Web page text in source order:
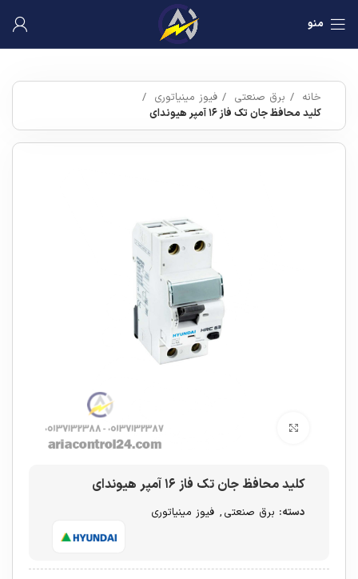
منو
خانه برق صنعتی
فیوز مینیاتوری
کلید محافظ جان تک فاز ۱۶ آمپر هیوندای
کلید محافظ جان تک فاز ۱۶ آمپر هیوندای
دسته: برق صنعتی , فیوز مینیاتوری